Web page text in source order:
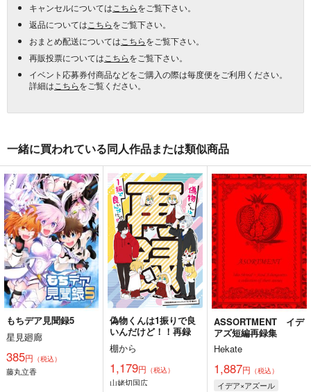
キャンセルについては こちらをご覧下さい。
返品については こちらをご覧下さい。
おまとめ配送については こちらをご覧下さい。
再販投票については こちらをご覧下さい。
イベント応募券付商品などをご購入の際は毎度便をご利用ください。
詳細は こちらをご覧ください。
一緒に買われている同人作品または類似商品
もちデア見聞録5
星見廻廊
385円 （税込）
藤丸立香
偽物くんは1振りで良
いんだけど！！再録
棚から
1,179円 （税込）
山姥切国広
ASSORTMENT イデ
アズ短編再録集
Hekate
1,887円 （税込）
イデア×アズール